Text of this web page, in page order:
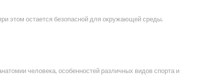
этом остается безопасной для окружающей среды.
человека, особенностей различных видов спорта и